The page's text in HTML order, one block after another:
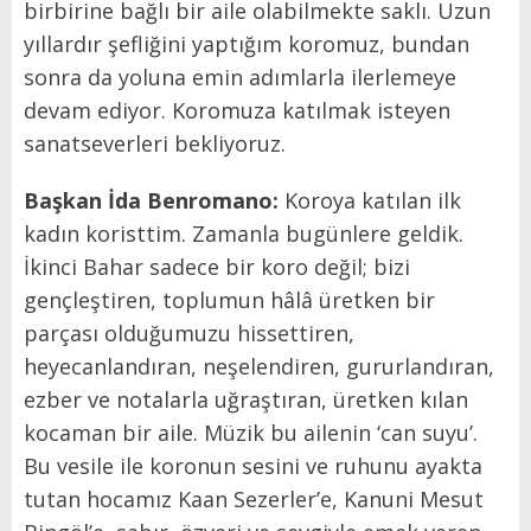
birbirine bağlı bir aile olabilmekte saklı. Uzun
yıllardır şefliğini yaptığım koromuz, bundan
sonra da yoluna emin adımlarla ilerlemeye
devam ediyor. Koromuza katılmak isteyen
sanatseverleri bekliyoruz.
Başkan İda Benromano: Koroya katılan ilk
kadın koristtim. Zamanla bugünlere geldik.
İkinci Bahar sadece bir koro değil; bizi
gençleştiren, toplumun hâlâ üretken bir
parçası olduğumuzu hissettiren,
heyecanlandıran, neşelendiren, gururlandıran,
ezber ve notalarla uğraştıran, üretken kılan
kocaman bir aile. Müzik bu ailenin ‘can suyu’.
Bu vesile ile koronun sesini ve ruhunu ayakta
tutan hocamız Kaan Sezerler’e, Kanuni Mesut